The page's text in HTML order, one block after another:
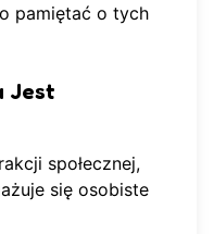
pamiętać o tych
Jest
społecznej,
się osobiste